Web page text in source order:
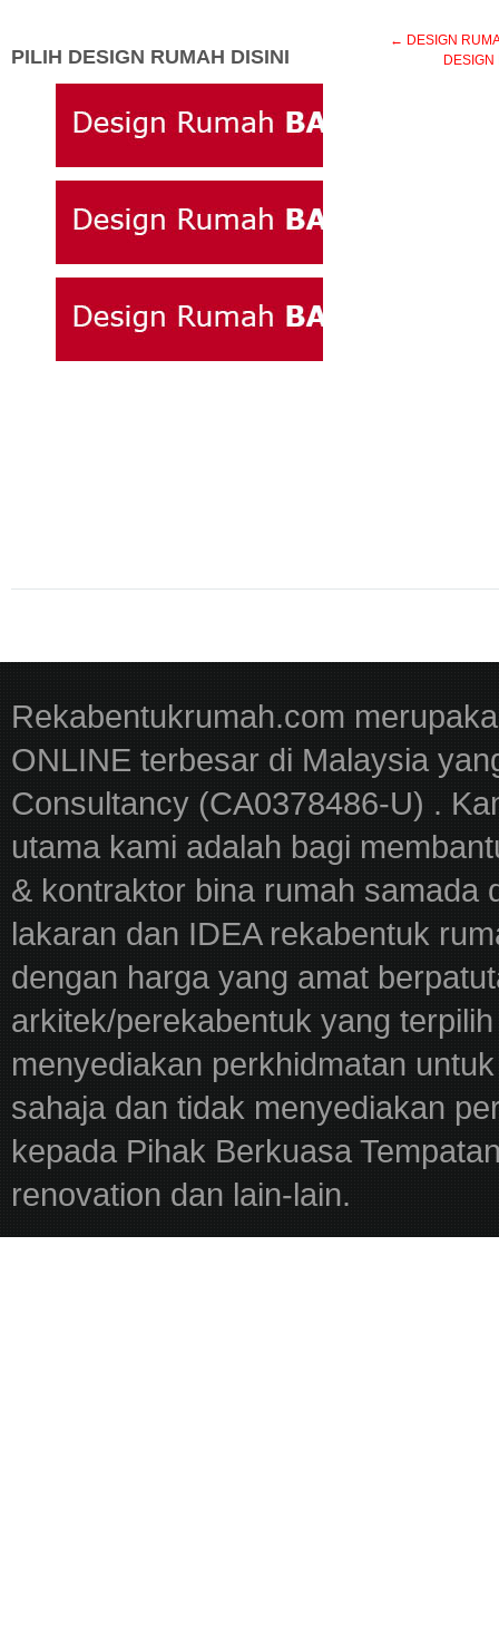
← DESIGN
DESIGN
PILIH DESIGN RUMAH DISINI
Rekabentukrumah.com
ONLINE terbesar di Malaysia
Consultancy (CA0378486-U) .
utama kami adalah bagi
& kontraktor bina rumah samada
lakaran dan IDEA rekabentuk
dengan harga yang amat
arkitek/perekabentuk yang
menyediakan perkhidmatan
sahaja dan tidak menyediakan
kepada Pihak Berkuasa
renovation dan lain-lain.